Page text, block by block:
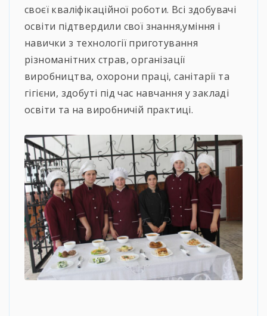
своєї кваліфікаційної роботи. Всі здобувачі
освіти підтвердили свої знання,уміння і
навички з технології приготування
різноманітних страв, організації
виробництва, охорони праці, санітарії та
гігієни, здобуті під час навчання у закладі
освіти та на виробничій практиці.